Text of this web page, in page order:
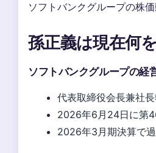
ソフトバンクグループの株
孫正義は現在何
ソフトバンクグループの経
代表取締役会長兼社
2026年6月24日に第
2026年3月期決算で